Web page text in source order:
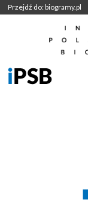
Przejdź do: biogramy.pl